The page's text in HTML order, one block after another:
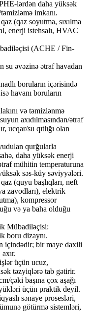
lərdən daha yüksək
imkanı.
(qaz soyutma, sıxılma
enerji istehsalı, HVAC
(ACHE / Fin-
su əvəzinə ətraf havadan
boruların içərisində
havanı boruların
və təmizlənmə
axıdılmasından/ətraf
ucqar/su qıtlığı olan
qurğularla
daha yüksək enerji
mühitin temperaturuna
səs-küy səviyyələri.
(quyu başlıqları, neft
zavodları), elektrik
kompressor
və ya baha olduğu
Mübadiləçisi:
boru dizaynı.
içindədir; bir maye daxili
üçün ucuz,
təzyiqlərə tab gətirir.
çəki başına çox aşağı
üçün praktik deyil.
sənaye prosesləri,
götürmə sistemləri,